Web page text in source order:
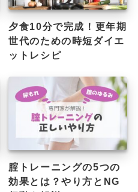
夕食10分で完成！更年期
世代のための時短ダイエ
ットレシピ
腟トレーニングの5つの
効果とは？やり方とNG